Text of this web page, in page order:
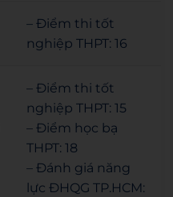
– Điểm thi tốt
nghiệp THPT: 16
– Điểm thi tốt
nghiệp THPT: 15
– Điểm học bạ
THPT: 18
– Đánh giá năng
lực ĐHQG TP.HCM: